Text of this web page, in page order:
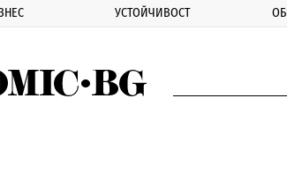
УСТОЙЧИВОСТ